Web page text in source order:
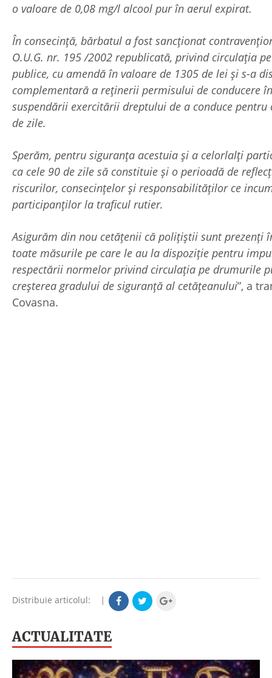
o valoare de 0,08 mg/l alcool pur în aerul expirat.
În consecință, bărbatul a fost sancționat
O.U.G. nr. 195 /2002 republicată, privind circulația
publice, cu amendă în valoare de 1305 de lei și s-a
complementară a reținerii permisului de conducere
suspendării exercitării dreptului de a conduce pentru
de zile.
Sperăm, pentru siguranța acestuia și a celorlalți
ca cele 90 de zile să constituie și o perioadă de
riscurilor, consecințelor și responsabilităților ce
participanților la traficul rutier.
Asigurăm din nou cetățenii că polițiștii sunt prezenți
toate măsurile pe care le au la dispoziție pentru
respectării normelor privind circulația pe drumurile
creșterea gradului de siguranță al cetățeanului”, a
Covasna.
Distribuie articolul: |
ACTUALITATE